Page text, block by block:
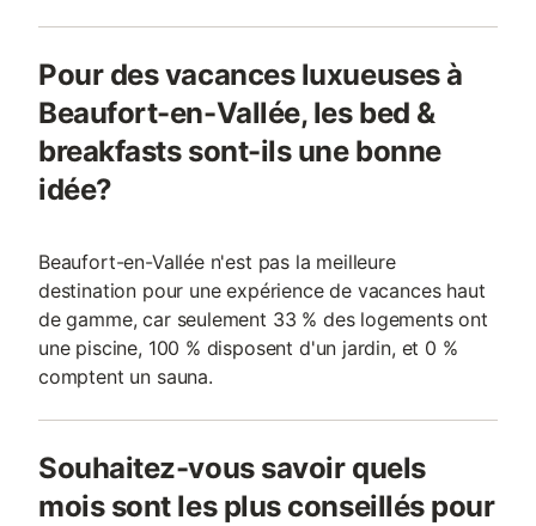
Pour des vacances luxueuses à
Beaufort-en-Vallée, les bed &
breakfasts sont-ils une bonne
idée?
Beaufort-en-Vallée n'est pas la meilleure
destination pour une expérience de vacances haut
de gamme, car seulement 33 % des logements ont
une piscine, 100 % disposent d'un jardin, et 0 %
comptent un sauna.
Souhaitez-vous savoir quels
mois sont les plus conseillés pour